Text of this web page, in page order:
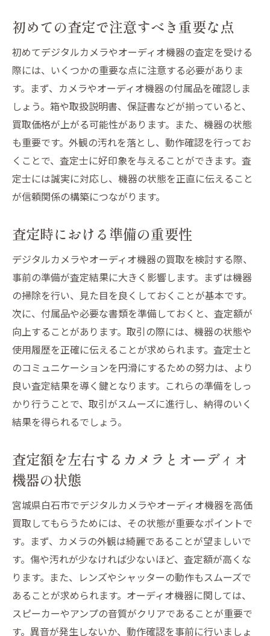
初めての査定で注意すべき重要な点
初めてデジタルカメラやオーディオ機器の査定を受ける
際には、いくつかの重要な点に注意する必要がありま
す。まず、カメラやオーディオ機器の付属品を確認しま
しょう。箱や取扱説明書、保証書などが揃っていると、
買取価格が上がる可能性があります。また、機器の状態
も重要です。外観の汚れを落とし、動作確認を行ってお
くことで、査定士に好印象を与えることができます。査
定士には誠実に対応し、機器の状態を正直に伝えること
が信頼関係の構築につながります。
査定時における準備の重要性
デジタルカメラやオーディオ機器の買取を検討する際、
事前の準備が査定結果に大きく影響します。まずは機器
の掃除を行い、見た目を良くしておくことが基本です。
次に、付属品や必要な書類を準備しておくと、査定額が
向上することがあります。取引の際には、機器の状態や
使用履歴を正確に伝えることが求められます。査定士と
のコミュニケーションを円滑にするための努力は、より
良い査定結果を導く鍵となります。これらの準備をしっ
かり行うことで、取引がスムーズに進行し、納得のいく
結果を得られるでしょう。
査定額を左右するカメラとオーディオ
機器の状態
宮城県白石市でデジタルカメラやオーディオ機器を高価
買取してもらうためには、その状態が重要なポイントで
す。まず、カメラの外観は綺麗であることが望ましいで
す。傷や汚れが少なければ少ないほど、査定額が高くな
ります。また、レンズやシャッターの動作もスムーズで
あることが求められます。オーディオ機器に関しては、
スピーカーやアンプの音質がクリアであることが重要で
す。異音が発生しないか、動作確認を事前に行いましょ